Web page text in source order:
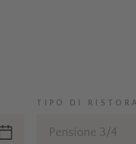
TIPO DI
Pensione 3/4